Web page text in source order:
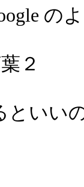
の
２
といい